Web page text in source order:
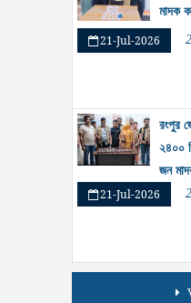
মাদক
21-Jul-2026
রংপুর
২৪০০
জন
21-Jul-2026